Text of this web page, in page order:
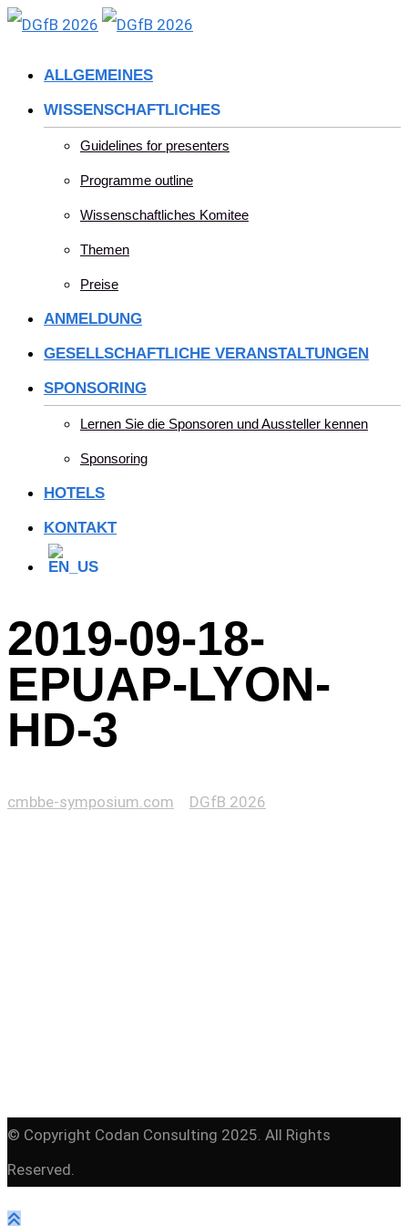
Skip
ALLGEMEINES
WISSENSCHAFTLICHES
Guidelines for presenters
Programme outline
Wissenschaftliches Komitee
Themen
Preise
ANMELDUNG
GESELLSCHAFTLICHE VERANSTALTUNGEN
SPONSORING
Lernen Sie die Sponsoren und Aussteller kennen
Sponsoring
HOTELS
KONTAKT
2019-09-18-
EPUAP-LYON-
HD-3
cmbbe-symposium.com DGfB 2026
© Copyright Codan Consulting 2025. All Rights
Reserved.